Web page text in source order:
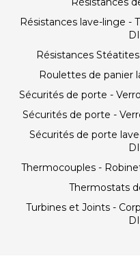
Résistances lave-linge -
Résistances
Roulettes de panier
Sécurités de porte -
Sécurités de porte -
Sécurités de porte
Thermocouples -
Thermostats
Turbines et Joints -